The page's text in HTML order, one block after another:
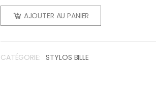
AJOUTER AU PANIER
CATÉGORIE: STYLOS BILLE